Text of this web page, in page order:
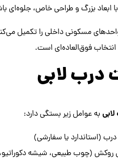
ابعاد بزرگ و طراحی خاص، جلوه‌ای
مسکونی داخلی را تکمیل
انتخاب فوق‌العاده‌ای است.
درب لابی
به عوامل زیر بستگی دارد:
درب (استاندارد یا سفارشی)
(چوب طبیعی، شیشه دکوراتیو،